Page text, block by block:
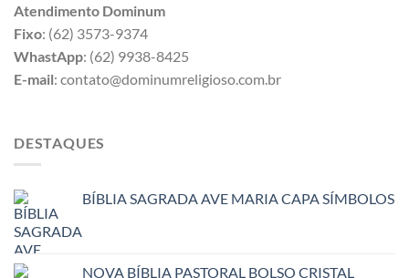
Atendimento Dominum
Fixo: (62) 3573-9374
WhastApp: (62) 9938-8425
E-mail: contato@dominumreligioso.com.br
DESTAQUES
BÍBLIA SAGRADA AVE MARIA CAPA SÍMBOLOS
NOVA BÍBLIA PASTORAL BOLSO CRISTAL